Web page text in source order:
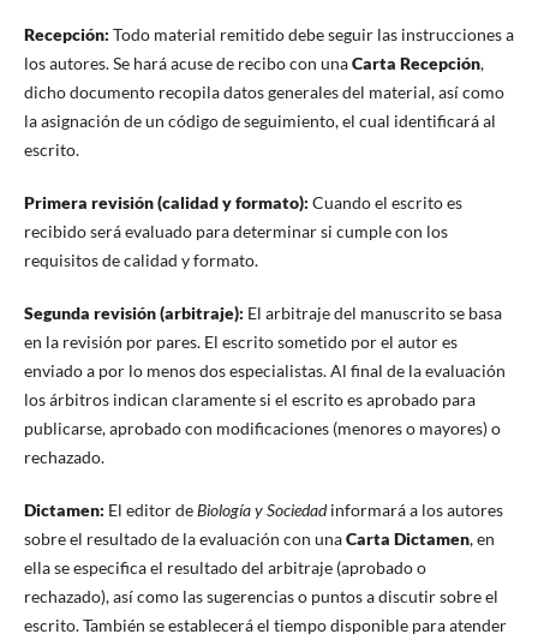
Recepción: Todo material remitido debe seguir las instrucciones a
los autores. Se hará acuse de recibo con unaCarta Recepción,
dicho documento recopila datos generales del material, así como
la asignación de un código de seguimiento, el cual identificará al
escrito.
Primera revisión (calidad y formato): Cuando el escrito es
recibido será evaluado para determinar si cumple con los
requisitos de calidad y formato.
Segunda revisión (arbitraje): El arbitraje del manuscrito se basa
en la revisión por pares. El escrito sometido por el autor es
enviado a por lo menos dos especialistas. Al final de la evaluación
los árbitros indican claramente si el escrito es aprobado para
publicarse, aprobado con modificaciones (menores o mayores) o
rechazado.
Dictamen: El editor deBiología y Sociedadinformará a los autores
sobre el resultado de la evaluación con unaCarta Dictamen, en
ella se especifica el resultado del arbitraje (aprobado o
rechazado), así como las sugerencias o puntos a discutir sobre el
escrito. También se establecerá el tiempo disponible para atender